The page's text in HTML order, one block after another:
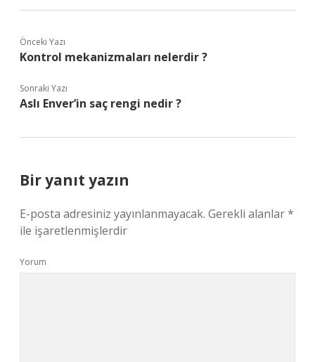
Önceki Yazı
Kontrol mekanizmaları nelerdir ?
Sonraki Yazı
Aslı Enver’in saç rengi nedir ?
Bir yanıt yazın
E-posta adresiniz yayınlanmayacak. Gerekli alanlar*
ile işaretlenmişlerdir
Yorum